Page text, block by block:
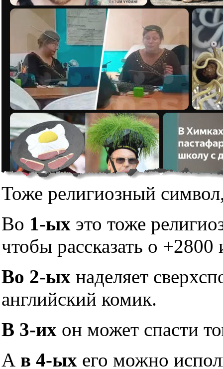
Тоже религиозный
Во 1-ых это тоже
чтобы рассказать о +2800
Во 2-ых наделяет
английский комик.
В 3-их он может спасти
А в 4-ых его можно